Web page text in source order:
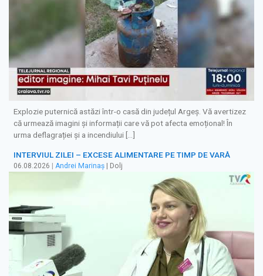
Explozie puternică astăzi într-o casă din județul Argeș. Vă avertizez
că urmează imagini și informații care vă pot afecta emoțional! În
urma deflagrației și a incendiului […]
INTERVIUL ZILEI – EXCESE ALIMENTARE PE TIMP DE VARĂ
06.08.2026 Andrei Marinaș | Dolj